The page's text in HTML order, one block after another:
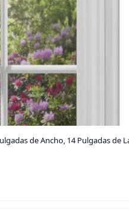
de Ancho, 14 Pulgadas de